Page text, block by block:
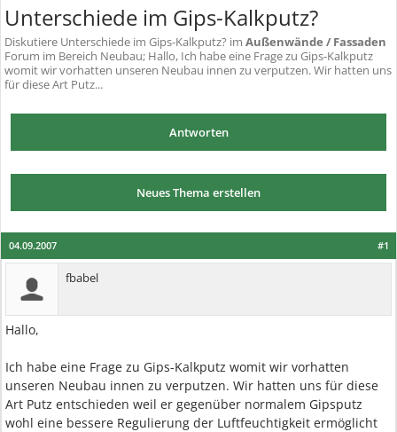
Unterschiede im Gips-Kalkputz?
Diskutiere Unterschiede im Gips-Kalkputz? im Außenwände / Fassaden
Forum im Bereich Neubau; Hallo, Ich habe eine Frage zu Gips-Kalkputz
womit wir vorhatten unseren Neubau innen zu verputzen. Wir hatten uns
für diese Art Putz...
Antworten
Neues Thema erstellen
#1
04.09.2007
fbabel
Hallo,
Ich habe eine Frage zu Gips-Kalkputz womit wir vorhatten
unseren Neubau innen zu verputzen. Wir hatten uns für diese
Art Putz entschieden weil er gegenüber normalem Gipsputz
wohl eine bessere Regulierung der Luftfeuchtigkeit ermöglicht